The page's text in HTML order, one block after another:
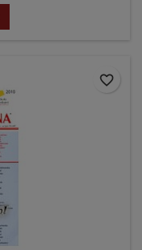
favorite_border